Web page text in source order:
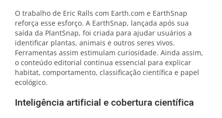
O trabalho de Eric Ralls com Earth.com e EarthSnap
reforça esse esforço. A EarthSnap, lançada após sua
saída da PlantSnap, foi criada para ajudar usuários a
identificar plantas, animais e outros seres vivos.
Ferramentas assim estimulam curiosidade. Ainda assim,
o conteúdo editorial continua essencial para explicar
habitat, comportamento, classificação científica e papel
ecológico.
Inteligência artificial e cobertura científica